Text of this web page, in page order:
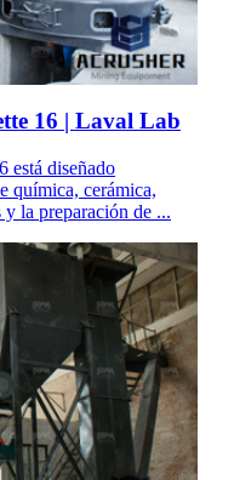
16 | Laval Lab
está diseñado
química, cerámica,
la preparación de ...